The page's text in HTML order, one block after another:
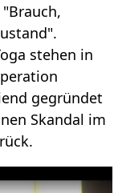
stehen in
gegründet
Skandal im